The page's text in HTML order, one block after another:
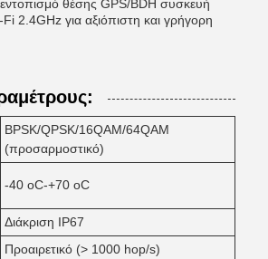
θέσης GPS/BDΗ συσκευή
Fi 2.4GHz για αξιόπιστη και γρήγορη
BPSK/QPSK/16QAM/64QAM
(προσαρμοστικό)
-40 oC-+70 oC
Διάκριση IP67
Προαιρετικό (> 1000 hop/s)